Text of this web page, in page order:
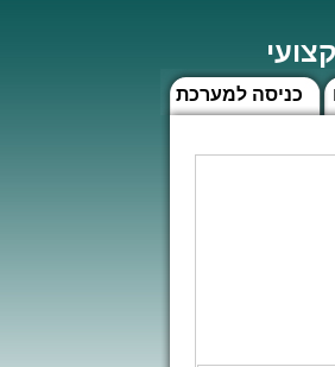
כניסה למערכת